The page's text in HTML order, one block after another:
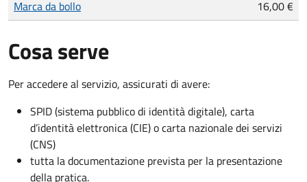
Marca da bollo 16,00 €
Cosa serve
Per accedere al servizio, assicurati di avere:
SPID (sistema pubblico di identità digitale), carta
d’identità elettronica (CIE) o carta nazionale dei servizi
(CNS)
tutta la documentazione prevista per la presentazione
della pratica.